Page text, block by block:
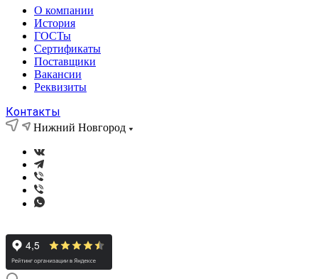
О компании
История
ГОСТы
Сертификаты
Поставщики
Вакансии
Реквизиты
Контакты
Нижний Новгород